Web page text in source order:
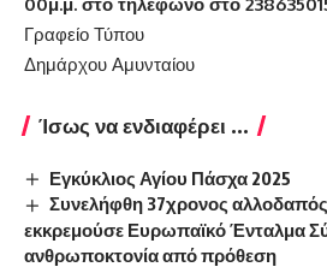
Γραφείο Τύπου
Δημάρχου Αμυνταίου
Ίσως να ενδιαφέρει ...
Εγκύκλιος Αγίου Πάσχα 2025
Συνελήφθη 37χρονος
εκκρεμούσε Ευρωπαϊκό Ένταλμα
ανθρωποκτονία από πρόθεση